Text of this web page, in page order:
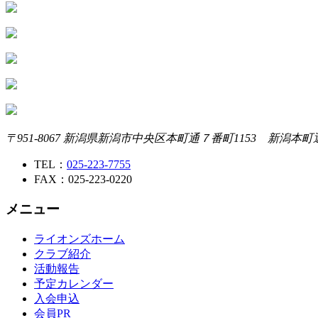
〒951-8067 新潟県新潟市中央区本町通７番町1153 新潟本町
TEL： 025-223-7755
FAX：025-223-0220
メニュー
ライオンズホーム
クラブ紹介
活動報告
予定カレンダー
入会申込
会員PR